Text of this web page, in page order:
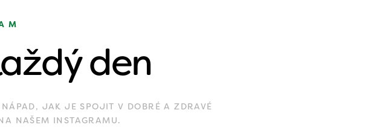
den
JAK JE SPOJIT V DOBRÉ A ZDRAVÉ
NAŠEM INSTAGRAMU.